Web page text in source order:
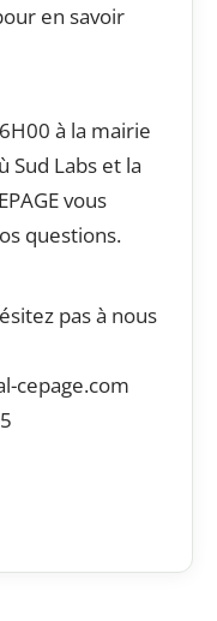
en savoir
à la mairie
Sud Labs et la
vous
questions.
pas à nous
cepage.com